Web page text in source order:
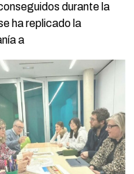
durante la
ha replicado la
a